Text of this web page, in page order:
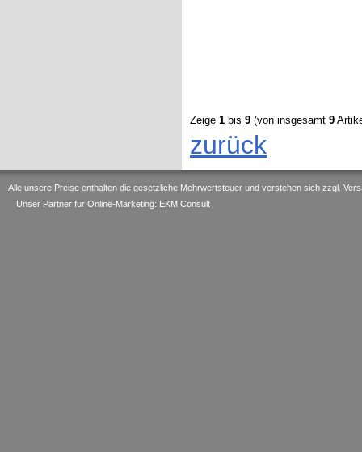
Zeige 1 bis 9 (von insgesamt 9
zurück
Alle unsere Preise enthalten die gesetzliche Mehrwertsteuer und verstehen sich zzgl.
Unser Partner für Online-Marketing: EKM Consult